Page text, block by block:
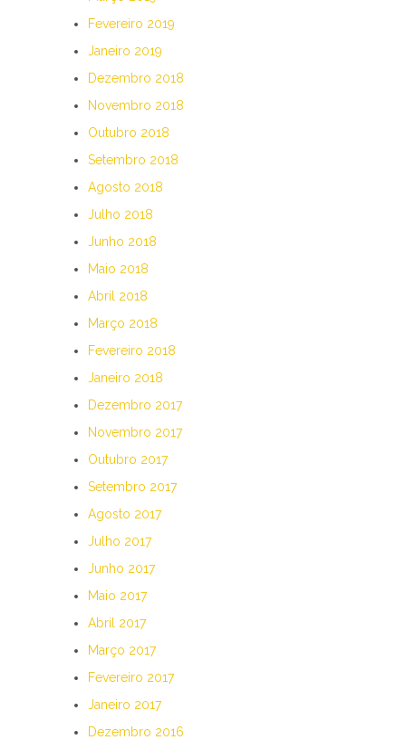
Fevereiro 2019
Janeiro 2019
Dezembro 2018
Novembro 2018
Outubro 2018
Setembro 2018
Agosto 2018
Julho 2018
Junho 2018
Maio 2018
Abril 2018
Março 2018
Fevereiro 2018
Janeiro 2018
Dezembro 2017
Novembro 2017
Outubro 2017
Setembro 2017
Agosto 2017
Julho 2017
Junho 2017
Maio 2017
Abril 2017
Março 2017
Fevereiro 2017
Janeiro 2017
Dezembro 2016